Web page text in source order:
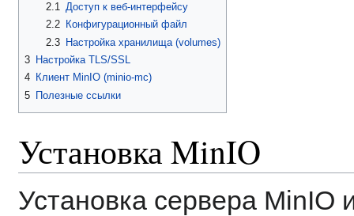
2.1 Доступ к веб-интерфейсу
2.2
Конфигурационный файл
2.3 Настройка хранилища (volumes)
3 Настройка TLS/SSL
4 Клиент MinIO (minio-mc)
5 Полезные ссылки
Установка MinIO
Установка сервера MinIO